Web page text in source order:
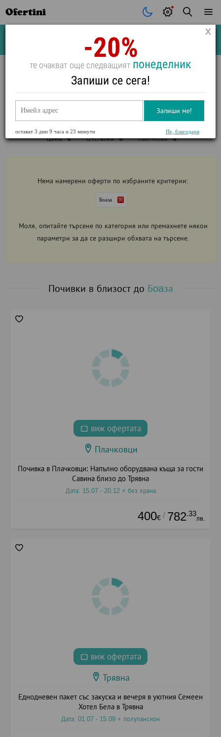
Ofertini
Почивки Стоки
ПОЧИВКИ ВБOAЗА
ВИЖ ФИЛТРИ
Цена Отстъпка Най-нови
Няма намерени оферти по избраните критерии:
Бoaза
Моля, опитайте търсене по категория или премахнете някои
параметри за да се разшири обхвата на търсене.
Почивки в близост до Бoaза
виж офертата
Плачковци
Почивка в Плачковци: Напълно оборудвана къща за гости
Савина близо до Трявна
Дата: 15.07 - 20.12 + без храна
400€ / 782.33
лв.
виж офертата
Трявна
Еднодневен пакет със закуска и вечеря в уютния Семеен
Хотел Бела в Трявна
Дата: 01.07 - 15.09 + полупансион
-20%
те очакват още следващият понеделник
Запиши се сега!
Запиши ме!
остават3 дни 9 часа и 23 минути Не, благодаря